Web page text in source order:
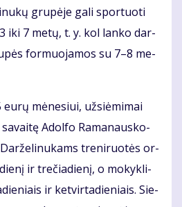
gru­pė­je ga­li spor­tuo­ti
iki 7 me­tų, t. y. kol lan­ko dar­
for­muo­ja­mos su 7–8 me­
mė­ne­siui, už­si­ė­mi­mai
Adol­fo Ra­ma­naus­ko-
tre­ni­ruo­tės or­
ir tre­čia­die­nį, o mo­kyk­li­
ir ket­vir­ta­die­niais. Sie­